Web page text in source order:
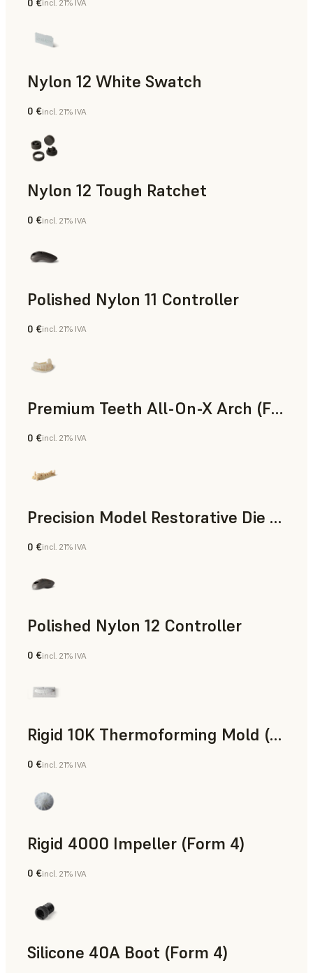
Polvo para SLS
incl. 21% IVA
Nylon 12 White Swatch
Polvo para SLS
0 €incl. 21% IVA
Nylon 12 Tough Ratchet
Polvo para SLS
0 €incl. 21% IVA
Polished Nylon 11 Controller
Polvo para SLS
0 €incl. 21% IVA
Premium Teeth All-On-X Arch (Form 4)
Odontología
0 €incl. 21% IVA
Precision Model Restorative Die Model
Odontología
0 €incl. 21% IVA
Polished Nylon 12 Controller
Polvo para SLS
0 €incl. 21% IVA
Rigid 10K Thermoforming Mold (Form 4)
Ingeniería
0 €incl. 21% IVA
Rigid 4000 Impeller (Form 4)
Ingeniería
0 €incl. 21% IVA
Silicone 40A Boot (Form 4)